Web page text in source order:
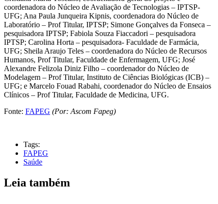
coordenadora do Núcleo de Avaliação de Tecnologias – IPTSP-
UFG; Ana Paula Junqueira Kipnis, coordenadora do Núcleo de
Laboratório – Prof Titular, IPTSP; Simone Gonçalves da Fonseca –
pesquisadora IPTSP; Fabiola Souza Fiaccadori – pesquisadora
IPTSP; Carolina Horta – pesquisadora- Faculdade de Farmácia,
UFG; Sheila Araujo Teles – coordenadora do Núcleo de Recursos
Humanos, Prof Titular, Faculdade de Enfermagem, UFG; José
Alexandre Felizola Diniz Filho – coordenador do Núcleo de
Modelagem – Prof Titular, Instituto de Ciências Biológicas (ICB) –
UFG; e Marcelo Fouad Rabahi, coordenador do Núcleo de Ensaios
Clínicos – Prof Titular, Faculdade de Medicina, UFG.
Fonte: FAPEG (Por: Ascom Fapeg)
Tags:
FAPEG
Saúde
Leia também